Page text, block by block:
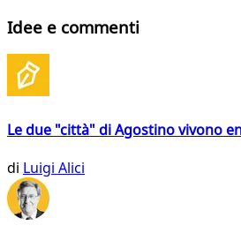
Idee e commenti
Le due "città" di Agostino vivono
di Luigi Alici